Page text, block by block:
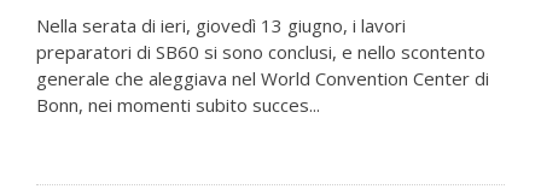
Nella serata di ieri, giovedì 13 giugno, i lavori
preparatori di SB60 si sono conclusi, e nello scontento
generale che aleggiava nel World Convention Center di
Bonn, nei momenti subito succes...